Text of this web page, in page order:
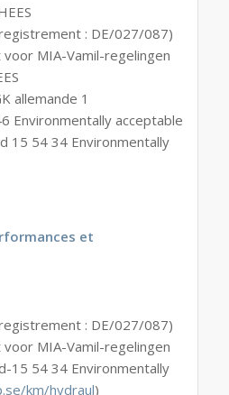
: DE/027/087)
MIA-Vamil-regelingen
allemande 1
Environmentally acceptable
15 54 34 Environmentally
et
: DE/027/087)
MIA-Vamil-regelingen
15 54 34 Environmentally
km/hydraul)